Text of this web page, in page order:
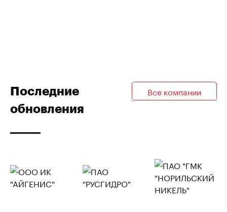
Последние
обновления
Все компании